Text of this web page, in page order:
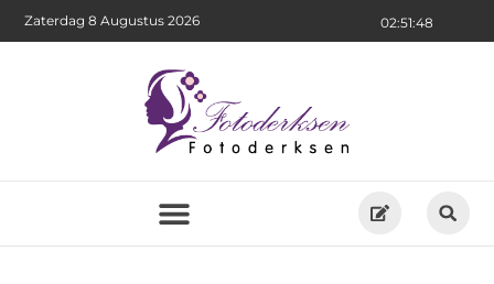
02:51:50
Zaterdag 8 Augustus 2026